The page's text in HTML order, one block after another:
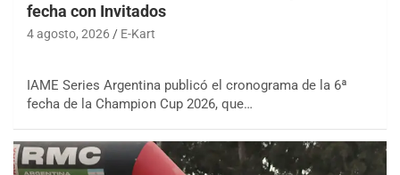
fecha con Invitados
4 agosto, 2026 E-Kart
IAME Series Argentina publicó el cronograma de la 6ª
fecha de la Champion Cup 2026, que…